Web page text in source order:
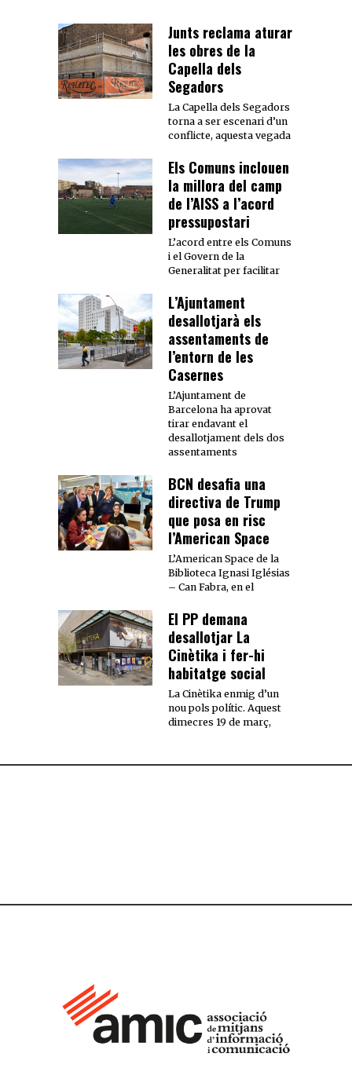
Junts reclama aturar
les obres de la
Capella dels
Segadors
La Capella dels Segadors
torna a ser escenari d’un
conflicte, aquesta vegada
Els Comuns inclouen
la millora del camp
de l’AISS a l’acord
pressupostari
L’acord entre els Comuns
i el Govern de la
Generalitat per facilitar
L’Ajuntament
desallotjarà els
assentaments de
l’entorn de les
Casernes
L’Ajuntament de
Barcelona ha aprovat
tirar endavant el
desallotjament dels dos
assentaments
BCN desafia una
directiva de Trump
que posa en risc
l’American Space
L’American Space de la
Biblioteca Ignasi Iglésias
– Can Fabra, en el
El PP demana
desallotjar La
Cinètika i fer-hi
habitatge social
La Cinètika enmig d’un
nou pols polític. Aquest
dimecres 19 de març,